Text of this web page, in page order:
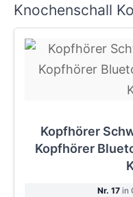
Knochenschall
Kopfhörer
Kopfhörer
Nr. 17 in